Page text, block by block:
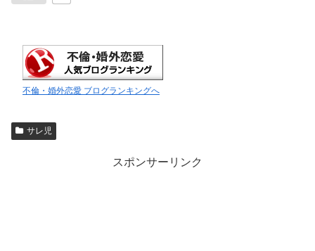
不倫・婚外恋愛 ブログランキングへ
サレ児
スポンサーリンク